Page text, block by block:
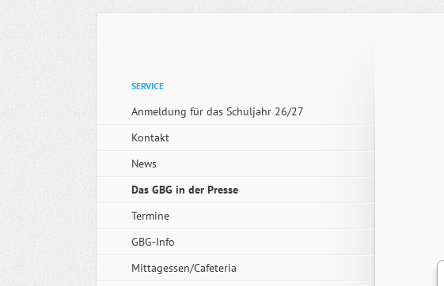
Navigation
SERVICE
Anmeldung für das Schuljahr 26/27
Kontakt
News
Das GBG in der Presse
Termine
GBG-Info
Mittagessen/Cafeteria